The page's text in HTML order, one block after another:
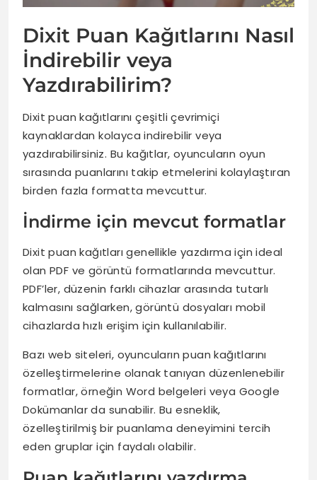
Dixit Puan Kağıtlarını Nasıl
İndirebilir veya
Yazdırabilirim?
Dixit puan kağıtlarını çeşitli çevrimiçi
kaynaklardan kolayca indirebilir veya
yazdırabilirsiniz. Bu kağıtlar, oyuncuların oyun
sırasında puanlarını takip etmelerini kolaylaştıran
birden fazla formatta mevcuttur.
İndirme için mevcut formatlar
Dixit puan kağıtları genellikle yazdırma için ideal
olan PDF ve görüntü formatlarında mevcuttur.
PDF’ler, düzenin farklı cihazlar arasında tutarlı
kalmasını sağlarken, görüntü dosyaları mobil
cihazlarda hızlı erişim için kullanılabilir.
Bazı web siteleri, oyuncuların puan kağıtlarını
özelleştirmelerine olanak tanıyan düzenlenebilir
formatlar, örneğin Word belgeleri veya Google
Dokümanlar da sunabilir. Bu esneklik,
özelleştirilmiş bir puanlama deneyimini tercih
eden gruplar için faydalı olabilir.